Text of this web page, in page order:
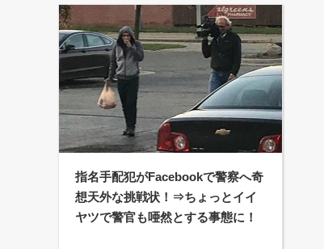
指名手配犯がFacebookで警察へ奇
想天外な挑戦状！⇒ちょっとイイ
ヤツで警官も唖然とする事態に！